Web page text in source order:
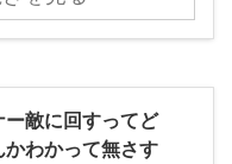
敵に回すってど
かわかって無さす